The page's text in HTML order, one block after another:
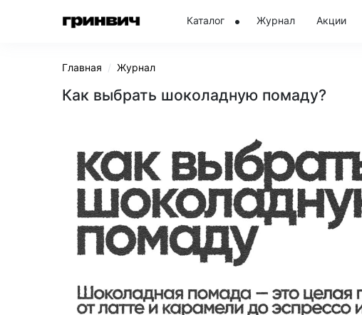
Каталог Журнал Акции
Главная Журнал
Как выбрать шоколадную помаду?